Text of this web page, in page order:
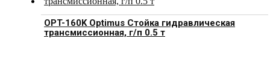
OPT-160K Optimus Стойка гидравлическая
трансмиссионная, г/п 0.5 т